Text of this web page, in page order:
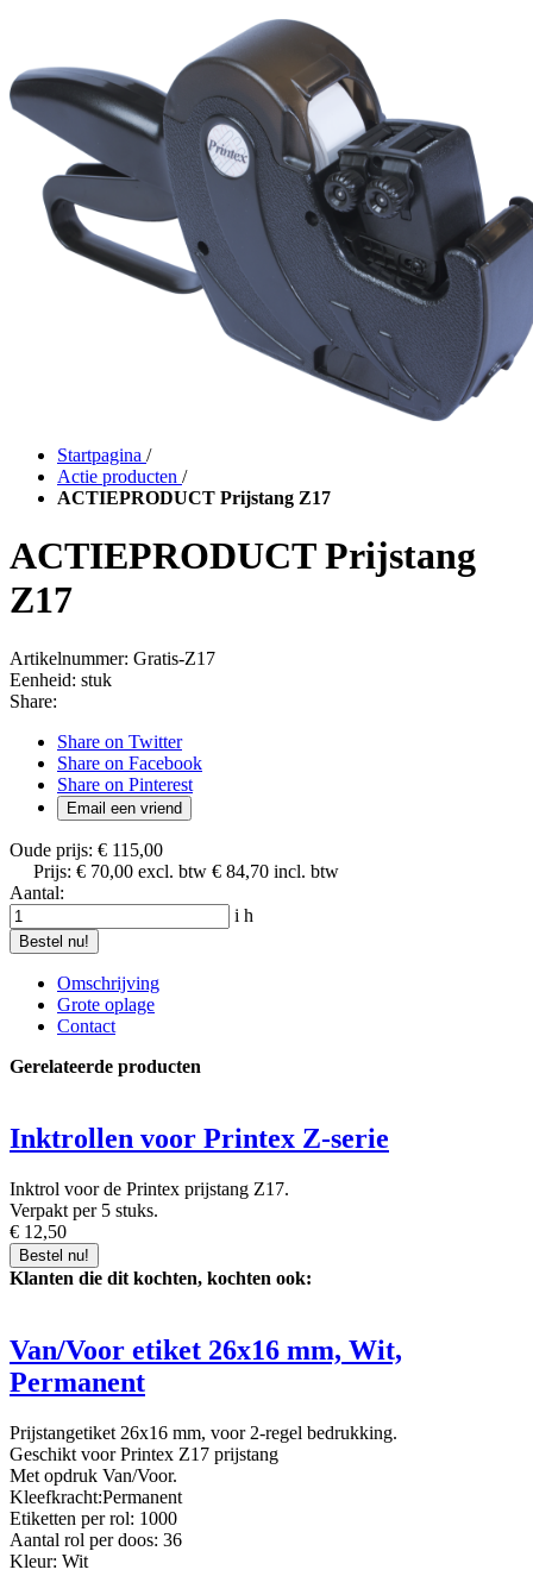
Startpagina /
Actie producten /
ACTIEPRODUCT Prijstang Z17
ACTIEPRODUCT Prijstang
Z17
Artikelnummer: Gratis-Z17
Eenheid: stuk
Share:
Share on Twitter
Share on Facebook
Share on Pinterest
Email een vriend
Oude prijs: € 115,00
Prijs: € 70,00 excl. btw € 84,70 incl. btw
Aantal:
i h
Bestel nu!
Omschrijving
Grote oplage
Contact
Gerelateerde producten
Inktrollen voor Printex Z-serie
Inktrol voor de Printex prijstang Z17.
Verpakt per 5 stuks.
€ 12,50
Bestel nu!
Klanten die dit kochten, kochten ook:
Van/Voor etiket 26x16 mm, Wit,
Permanent
Prijstangetiket 26x16 mm, voor 2-regel bedrukking.
Geschikt voor Printex Z17 prijstang
Met opdruk Van/Voor.
Kleefkracht:Permanent
Etiketten per rol: 1000
Aantal rol per doos: 36
Kleur: Wit